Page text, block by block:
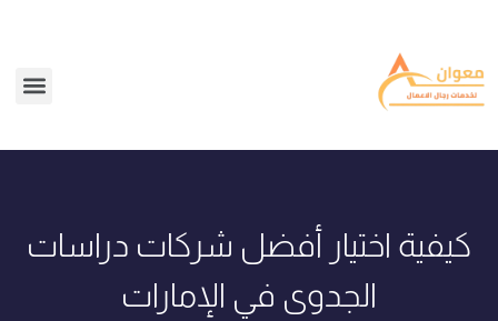
كيفية اختيار أفضل شركات دراسات
الجدوى في الإمارات